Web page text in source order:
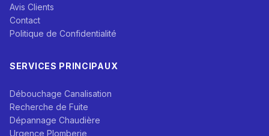
Avis Clients
Contact
Politique de Confidentialité
SERVICES PRINCIPAUX
Débouchage Canalisation
Recherche de Fuite
Dépannage Chaudière
Urgence Plomberie